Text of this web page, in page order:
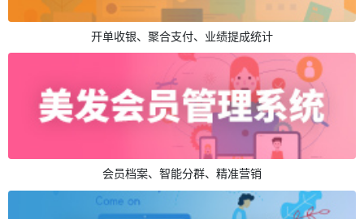
开单收银、聚合支付、业绩提成统计
会员档案、智能分群、精准营销